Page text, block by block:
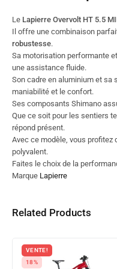
Le Lapierre Overvolt HT 5.5
Il offre une combinaison
robustesse.
Sa motorisation performante
une assistance fluide.
Son cadre en aluminium et sa
maniabilité et le confort.
Ses composants Shimano
Que ce soit pour les sentiers
répond présent.
Avec ce modèle, vous profitez
polyvalent.
Faites le choix de la
Marque Lapierre
Related Products